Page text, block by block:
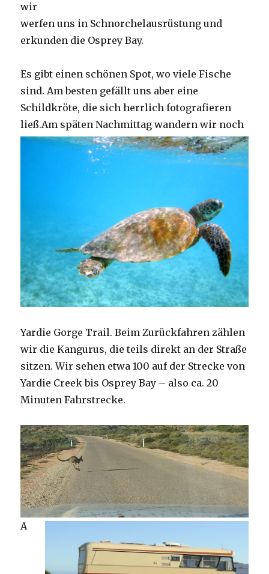
wir
werfen uns in Schnorchelausrüstung und
erkunden die Osprey Bay.
Es gibt einen schönen Spot, wo viele Fische
sind. Am besten gefällt uns aber eine
Schildkröte, die sich herrlich fotografieren
ließ.Am späten Nachmittag wandern wir noch
Yardie Gorge Trail. Beim Zurückfahren zählen
wir die Kangurus, die teils direkt an der Straße
sitzen. Wir sehen etwa 100 auf der Strecke von
Yardie Creek bis Osprey Bay – also ca. 20
Minuten Fahrstrecke.
A